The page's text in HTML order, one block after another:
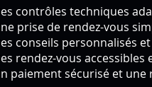
contrôles techniques
prise de rendez-vous
conseils personnalisés
rendez-vous accessibles
paiement sécurisé et